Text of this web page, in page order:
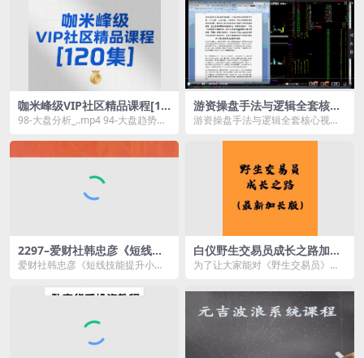
咖米峰级VIP社区精品课程[12
0集]
98-大盘分析_..mp4 94-大盘趋势分
游资操盘手法与逻辑全套核心
视频课程视频3集
游资操盘手法与逻辑全套核心视频
2297–爱财社韩忠彦《短线技
能提升小班课】
爱财社韩忠彦《短线技能提升小班
白仪野生交易员成长之路加长
版资料PDF 2100多页图文干
为了让大家能对《野生交易员》内
更多的知识，本人在知...